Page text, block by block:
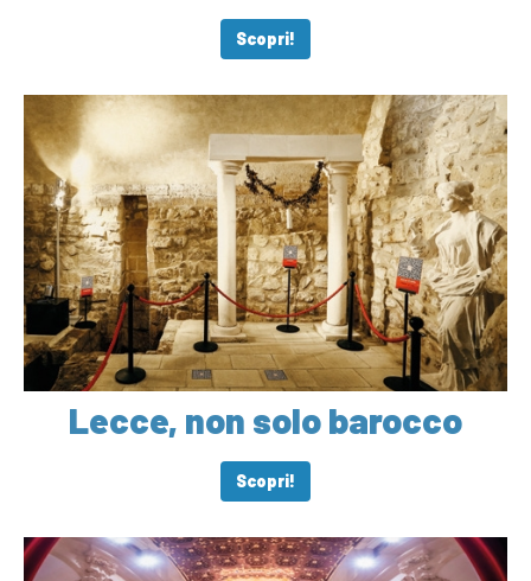
Scopri!
Lecce, non solo barocco
Scopri!